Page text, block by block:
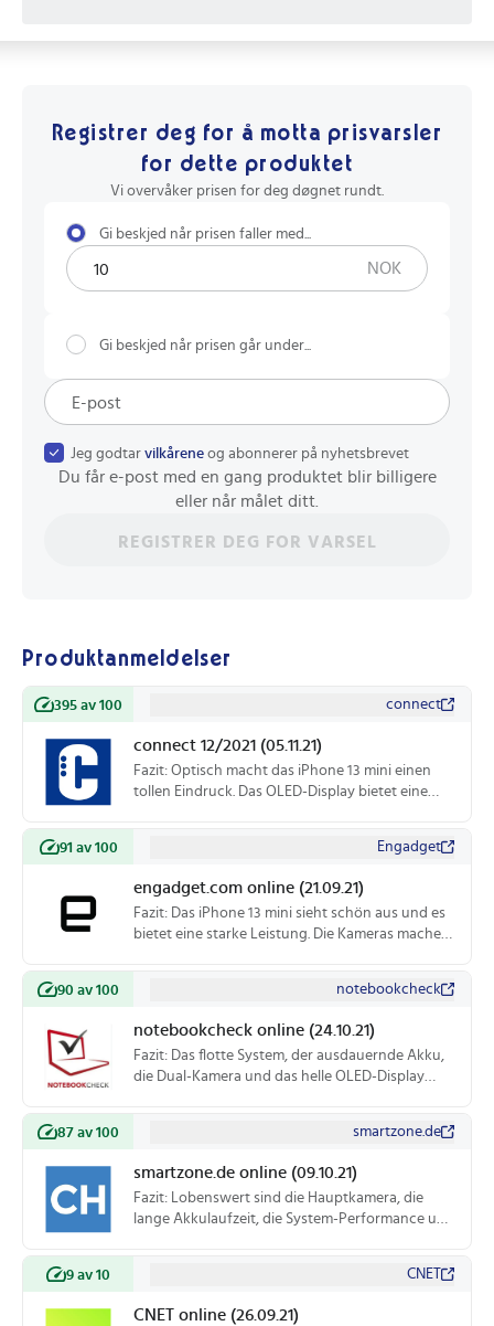
Registrer deg for å motta prisvarsler
for dette produktet
Vi overvåker prisen for deg døgnet rundt.
Gi beskjed når prisen faller med...
NOK
Gi beskjed når prisen går under...
Jeg godtar vilkårene og abonnerer på nyhetsbrevet
Du får e-post med en gang produktet blir billigere
eller når målet ditt.
REGISTRER DEG FOR VARSEL
Produktanmeldelser
395 av 100
connect 12/2021 (05.11.21)
Fazit: Optisch macht das iPhone 13 mini einen
tollen Eindruck. Das OLED-Display bietet eine
intuitiv bedienen. Schade, dass Apple hier auf
connect
91 av 100
engadget.com online (21.09.21)
Fazit: Das iPhone 13 mini sieht schön aus und es
bietet eine starke Leistung. Die Kameras machen
Engadget
90 av 100
notebookcheck online (24.10.21)
Fazit: Das flotte System, der ausdauernde Akku,
die Dual-Kamera und das helle OLED-Display
notebookcheck
87 av 100
smartzone.de online (09.10.21)
Fazit: Lobenswert sind die Hauptkamera, die
lange Akkulaufzeit, die System-Performance und
Display und auf ein Netzteil hat Apple leider
smartzone.de
9 av 10
CNET online (26.09.21)
CNET